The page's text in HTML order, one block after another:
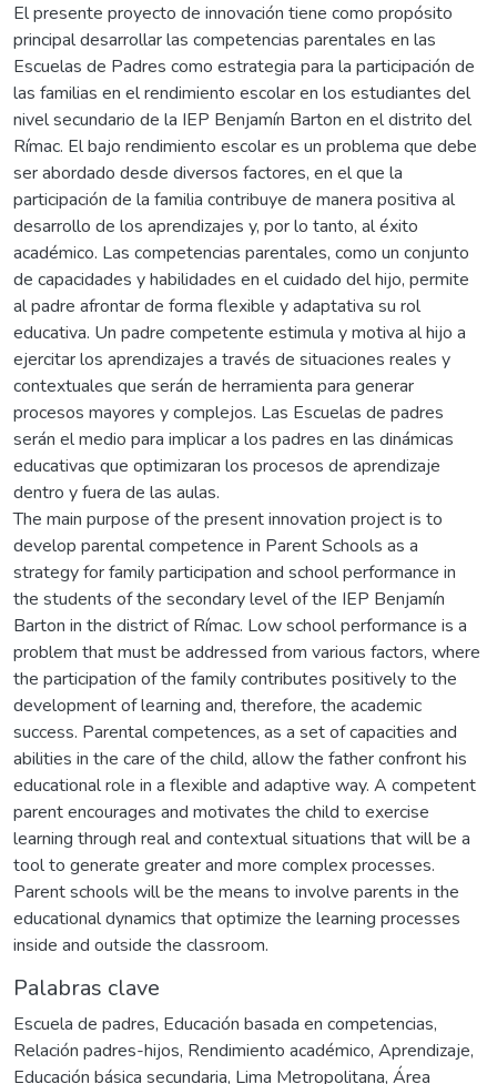
El presente proyecto de innovación tiene como propósito
principal desarrollar las competencias parentales en las
Escuelas de Padres como estrategia para la participación de
las familias en el rendimiento escolar en los estudiantes del
nivel secundario de la IEP Benjamín Barton en el distrito del
Rímac. El bajo rendimiento escolar es un problema que debe
ser abordado desde diversos factores, en el que la
participación de la familia contribuye de manera positiva al
desarrollo de los aprendizajes y, por lo tanto, al éxito
académico. Las competencias parentales, como un conjunto
de capacidades y habilidades en el cuidado del hijo, permite
al padre afrontar de forma flexible y adaptativa su rol
educativa. Un padre competente estimula y motiva al hijo a
ejercitar los aprendizajes a través de situaciones reales y
contextuales que serán de herramienta para generar
procesos mayores y complejos. Las Escuelas de padres
serán el medio para implicar a los padres en las dinámicas
educativas que optimizaran los procesos de aprendizaje
dentro y fuera de las aulas.
The main purpose of the present innovation project is to
develop parental competence in Parent Schools as a
strategy for family participation and school performance in
the students of the secondary level of the IEP Benjamín
Barton in the district of Rímac. Low school performance is a
problem that must be addressed from various factors, where
the participation of the family contributes positively to the
development of learning and, therefore, the academic
success. Parental competences, as a set of capacities and
abilities in the care of the child, allow the father confront his
educational role in a flexible and adaptive way. A competent
parent encourages and motivates the child to exercise
learning through real and contextual situations that will be a
tool to generate greater and more complex processes.
Parent schools will be the means to involve parents in the
educational dynamics that optimize the learning processes
inside and outside the classroom.
Palabras clave
Escuela de padres, Educación basada en competencias,
Relación padres-hijos, Rendimiento académico, Aprendizaje,
Educación básica secundaria, Lima Metropolitana, Área